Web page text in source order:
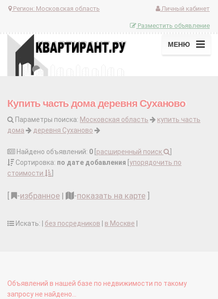
Регион: Московская область Личный кабинет
Разместить объявление
МЕНЮ
Купить часть дома деревня Суханово
Параметры поиска: Московская область
купить часть
дома
деревня Суханово
Найдено объявлений: 0 расширенный поиск
Сортировка: по дате добавления упорядочить по
стоимости
-избранное | -показать на карте
Искать: | без посредников в Москве
Объявлений в нашей базе по недвижимости по такому
запросу не найдено...